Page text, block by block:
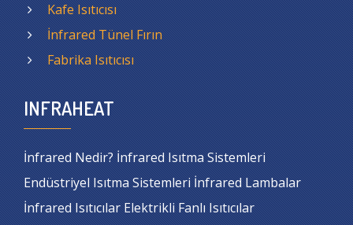
Kafe Isıtıcısı
İnfrared Tünel Fırın
Fabrika Isıtıcısı
INFRAHEAT
İnfrared Nedir? İnfrared Isıtma Sistemleri
Endüstriyel Isıtma Sistemleri İnfrared Lambalar
İnfrared Isıtıcılar Elektrikli Fanlı Isıtıcılar